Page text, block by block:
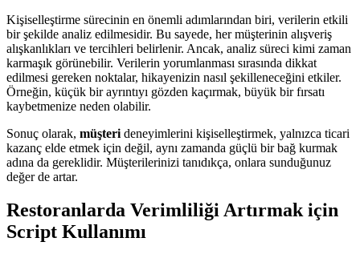
Kişiselleştirme sürecinin en önemli adımlarından biri, verilerin etkili
bir şekilde analiz edilmesidir. Bu sayede, her müşterinin alışveriş
alışkanlıkları ve tercihleri belirlenir. Ancak, analiz süreci kimi zaman
karmaşık görünebilir. Verilerin yorumlanması sırasında dikkat
edilmesi gereken noktalar, hikayenizin nasıl şekilleneceğini etkiler.
Örneğin, küçük bir ayrıntıyı gözden kaçırmak, büyük bir fırsatı
kaybetmenize neden olabilir.
Sonuç olarak, müşteri deneyimlerini kişiselleştirmek, yalnızca ticari
kazanç elde etmek için değil, aynı zamanda güçlü bir bağ kurmak
adına da gereklidir. Müşterilerinizi tanıdıkça, onlara sunduğunuz
değer de artar.
Restoranlarda Verimliliği Artırmak için
Script Kullanımı